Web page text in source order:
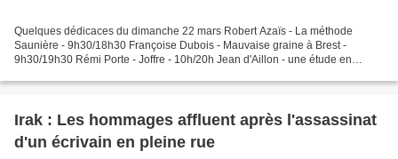
Quelques dédicaces du dimanche 22 mars Robert Azaïs - La méthode
Saunière - 9h30/18h30 Françoise Dubois - Mauvaise graine à Brest -
9h30/19h30 Rémi Porte - Joffre - 10h/20h Jean d'Aillon - une étude en
Irak : Les hommages affluent après l'assassinat
d'un écrivain en pleine rue